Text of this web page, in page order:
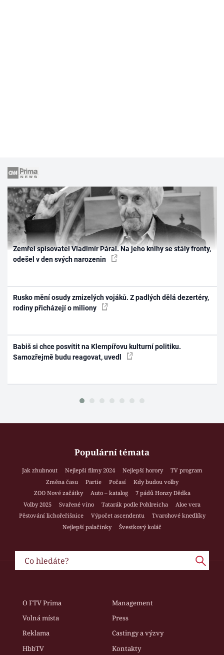
Zemřel spisovatel Vladimír Páral. Na jeho knihy se stály fronty,
odešel v den svých narozenin
Rusko mění osudy zmizelých vojáků. Z padlých dělá dezertéry,
rodiny přicházejí o miliony
Babiš si chce posvítit na Klempířovu kulturní politiku.
Samozřejmě budu reagovat, uvedl
Populární témata
Jak zhubnout Nejlepší filmy 2024 Nejlepší horory
TV program
Změna času
Partie Počasí
Kdy budou volby
ZOO Nové začátky
Auto – katalog
7 pádů Honzy Dědka
Volby 2025
Svařené víno Tatarák podle Pohlreicha
Aloe vera
Pěstování lichořeřišnice
Výpočet ascendentu
Tvarohové knedlíky
Nejlepší palačinky
Švestkový koláč
O FTV Prima
Management
Volná místa
Press
Reklama
Castingy a výzvy
HbbTV
Kontakty